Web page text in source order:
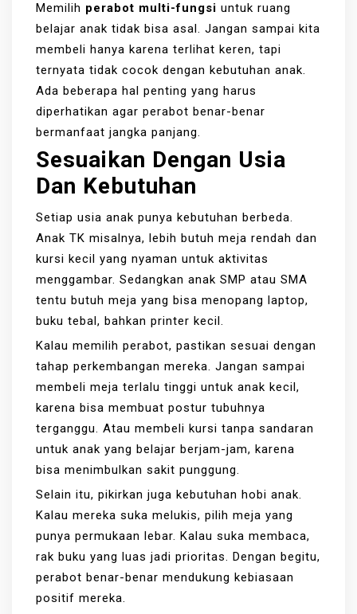
Memilih perabot multi-fungsi untuk ruang
belajar anak tidak bisa asal. Jangan sampai kita
membeli hanya karena terlihat keren, tapi
ternyata tidak cocok dengan kebutuhan anak.
Ada beberapa hal penting yang harus
diperhatikan agar perabot benar-benar
bermanfaat jangka panjang.
Sesuaikan Dengan Usia
Dan Kebutuhan
Setiap usia anak punya kebutuhan berbeda.
Anak TK misalnya, lebih butuh meja rendah dan
kursi kecil yang nyaman untuk aktivitas
menggambar. Sedangkan anak SMP atau SMA
tentu butuh meja yang bisa menopang laptop,
buku tebal, bahkan printer kecil.
Kalau memilih perabot, pastikan sesuai dengan
tahap perkembangan mereka. Jangan sampai
membeli meja terlalu tinggi untuk anak kecil,
karena bisa membuat postur tubuhnya
terganggu. Atau membeli kursi tanpa sandaran
untuk anak yang belajar berjam-jam, karena
bisa menimbulkan sakit punggung.
Selain itu, pikirkan juga kebutuhan hobi anak.
Kalau mereka suka melukis, pilih meja yang
punya permukaan lebar. Kalau suka membaca,
rak buku yang luas jadi prioritas. Dengan begitu,
perabot benar-benar mendukung kebiasaan
positif mereka.